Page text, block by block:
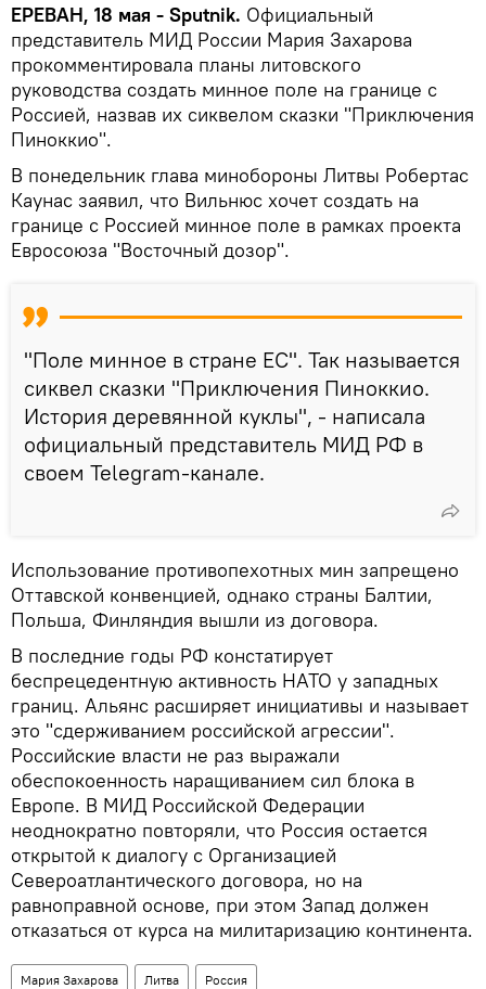
ЕРЕВАН, 18 мая - Sputnik. Официальный
представитель МИД России Мария Захарова
прокомментировала планы литовского
руководства создать минное поле на границе с
Россией, назвав их сиквелом сказки "Приключения
Пиноккио".
В понедельник глава минобороны Литвы Робертас
Каунас заявил, что Вильнюс хочет создать на
границе с Россией минное поле в рамках проекта
Евросоюза "Восточный дозор".
"Поле минное в стране ЕС". Так называется
сиквел сказки "Приключения Пиноккио.
История деревянной куклы", - написала
официальный представитель МИД РФ в
своем Telegram-канале.
Использование противопехотных мин запрещено
Оттавской конвенцией, однако страны Балтии,
Польша, Финляндия вышли из договора.
В последние годы РФ констатирует
беспрецедентную активность НАТО у западных
границ. Альянс расширяет инициативы и называет
это "сдерживанием российской агрессии".
Российские власти не раз выражали
обеспокоенность наращиванием сил блока в
Европе. В МИД Российской Федерации
неоднократно повторяли, что Россия остается
открытой к диалогу с Организацией
Североатлантического договора, но на
равноправной основе, при этом Запад должен
отказаться от курса на милитаризацию континента.
Мария Захарова Литва Россия